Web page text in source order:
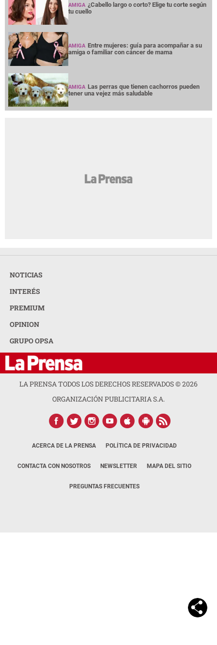
AMIGA ¿Cabello largo o corto? Elige tu corte según
tu cuello
AMIGA Entre mujeres: guía para acompañar a su
amiga o familiar con cáncer de mama
AMIGA Las perras que tienen cachorros pueden
tener una vejez más saludable
NOTICIAS
INTERÉS
PREMIUM
OPINION
GRUPO OPSA
LA PRENSA TODOS LOS DERECHOS RESERVADOS ©2026
ORGANIZACIÓN PUBLICITARIA S.A.
ACERCA DE LA PRENSA POLÍTICA DE PRIVACIDAD
CONTACTA CON NOSOTROS NEWSLETTER MAPA DEL SITIO
PREGUNTAS FRECUENTES